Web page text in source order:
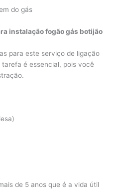
do gás
instalação fogão gás botijão
para este serviço de ligação
é essencial, pois você
de 5 anos que é a vida útil